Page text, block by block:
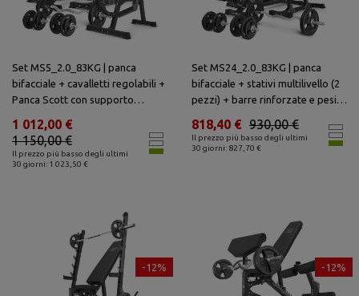
Set MS5_2.0_83KG | panca
bifacciale + cavalletti regolabili +
Panca Scott con supporto
pesi 83 kg - Marbo Sport
Il prezzo più basso degli ultimi
30 giorni: 1 023,50 €
1 150,00 €
1 012,00 €
Set MS24_2.0_83KG | panca
bifacciale + stativi multilivello (2
pezzi) + barre rinforzate e pesi
Il prezzo più basso degli ultimi
30 giorni: 827,70 €
930,00 €
818,40 €
-12% -12%